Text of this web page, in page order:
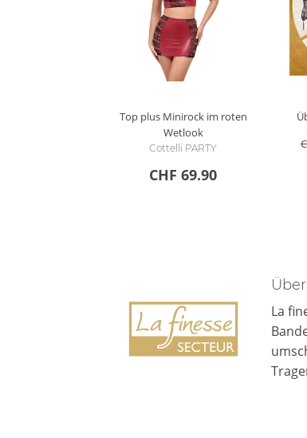
Top plus Minirock im roten
Wetlook
Cottelli PARTY
CHF 69.90
Über
La